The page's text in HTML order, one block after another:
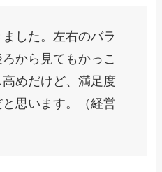
した。左右のバラ
から見てもかっこ
めだけど、満足度
思います。（経営